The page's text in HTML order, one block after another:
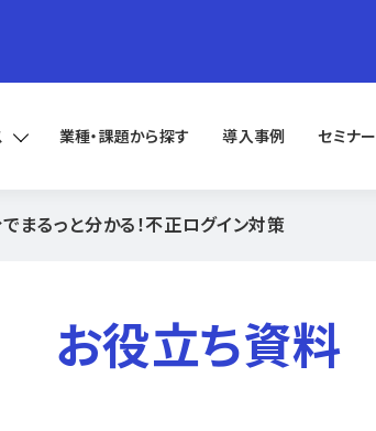
業種・課題から探す 導入事例 セミナー
まるっと分かる！不正ログイン対策
お役立ち資料